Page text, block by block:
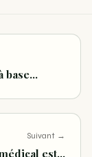
base…
Suivant →
est…